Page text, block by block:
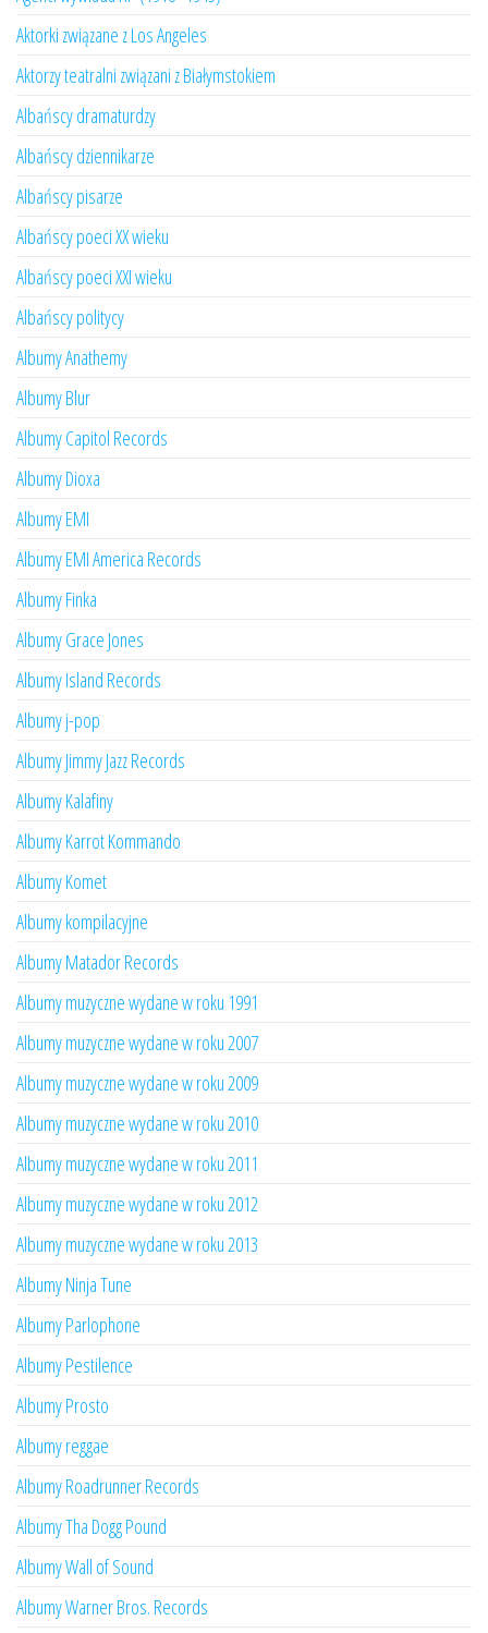
Aktorki związane z Los Angeles
Aktorzy teatralni związani z Białymstokiem
Albańscy dramaturdzy
Albańscy dziennikarze
Albańscy pisarze
Albańscy poeci XX wieku
Albańscy poeci XXI wieku
Albańscy politycy
Albumy Anathemy
Albumy Blur
Albumy Capitol Records
Albumy Dioxa
Albumy EMI
Albumy EMI America Records
Albumy Finka
Albumy Grace Jones
Albumy Island Records
Albumy j-pop
Albumy Jimmy Jazz Records
Albumy Kalafiny
Albumy Karrot Kommando
Albumy Komet
Albumy kompilacyjne
Albumy Matador Records
Albumy muzyczne wydane w roku 1991
Albumy muzyczne wydane w roku 2007
Albumy muzyczne wydane w roku 2009
Albumy muzyczne wydane w roku 2010
Albumy muzyczne wydane w roku 2011
Albumy muzyczne wydane w roku 2012
Albumy muzyczne wydane w roku 2013
Albumy Ninja Tune
Albumy Parlophone
Albumy Pestilence
Albumy Prosto
Albumy reggae
Albumy Roadrunner Records
Albumy Tha Dogg Pound
Albumy Wall of Sound
Albumy Warner Bros. Records